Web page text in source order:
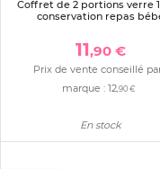
Coffret de 2 portions verre
conservation repas
11,90 €
Prix de vente conseillé
marque :12,90 €
En stock